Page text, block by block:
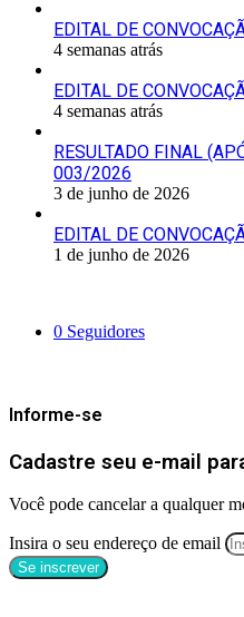
EDITAL DE
4 semanas atrás
EDITAL DE
4 semanas atrás
RESULTADO FINAL
003/2026
3 de junho de 2026
EDITAL DE
1 de junho de 2026
0 Seguidores
Informe-se
Cadastre seu e-mail
Você pode cancelar a qualquer
Insira o seu endereço de email